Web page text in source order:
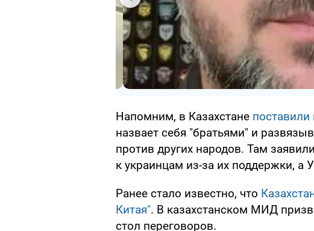
Напомним, в Казахстане
назвает себя "братьями" и
против других народов. Там
к украинцам из-за их поддержки, а
Ранее стало известно, что
Китая". В казахстанском МИД
стол переговоров.